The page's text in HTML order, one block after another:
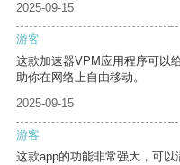
2025-09-15
游客
这款加速器VPM应用程序可以
助你在网络上自由移动。
2025-09-15
游客
这款app的功能非常强大，可